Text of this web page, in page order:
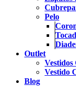
Pelo
Outlet
Vestido
Blog